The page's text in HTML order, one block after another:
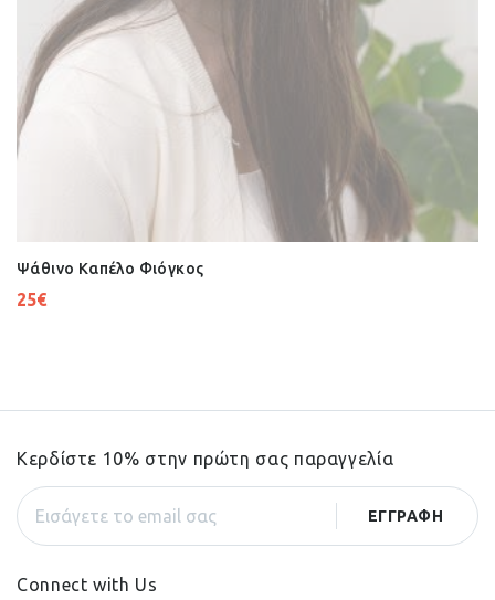
Ψάθινο Καπέλο Φιόγκος
25€
Κερδίστε 10% στην πρώτη σας παραγγελία
Connect with Us